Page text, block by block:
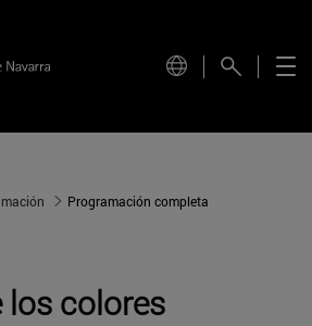
Programación completa
los colores